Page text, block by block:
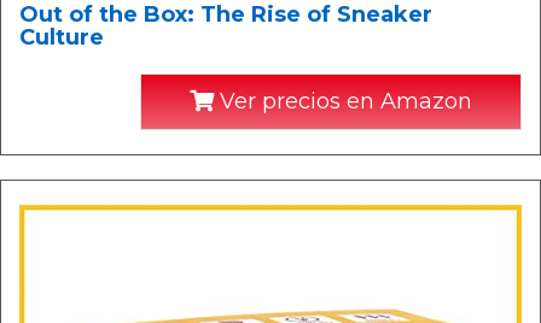
Out of the Box: The Rise of Sneaker
Culture
Ver precios en Amazon